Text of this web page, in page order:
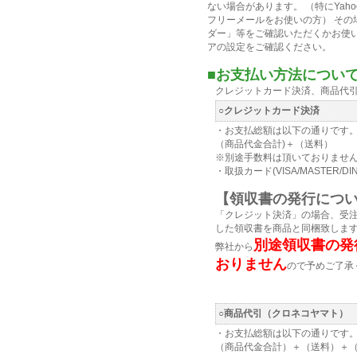
ない場合があります。 （特に
フリーメールをお使いの方） そ
ダー」等をご確認いただくかお使
アの設定をご確認ください。
■お支払い方法につい
クレジットカード決済、商品代
○クレジットカード決済
・お支払総額は以下の通りです
（商品代金合計)＋（送料）
※別途手数料は頂いておりませ
・取扱カード(VISA/MASTER/
【領収書の発行につ
「クレジット決済」の場合、受
した領収書を商品と同梱致しま
弊社から 別途領収書の
おりませんので予めご了承
○商品代引（クロネコヤマト）
・お支払総額は以下の通りです
（商品代金合計）＋（送料）＋